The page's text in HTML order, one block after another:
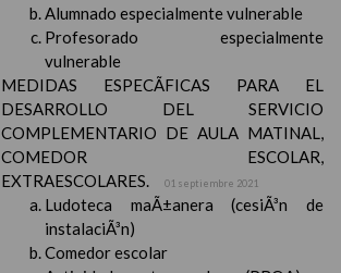
Alumnado especialmente vulnerable
Profesorado especialmente
vulnerable
MEDIDAS ESPECÃFICAS PARA EL
DESARROLLO DEL SERVICIO
COMPLEMENTARIO DE AULA MATINAL,
COMEDOR ESCOLAR,
EXTRAESCOLARES.
01 septiembre 2021
Ludoteca maÃ±anera (cesiÃ³n de
instalaciÃ³n)
Comedor escolar